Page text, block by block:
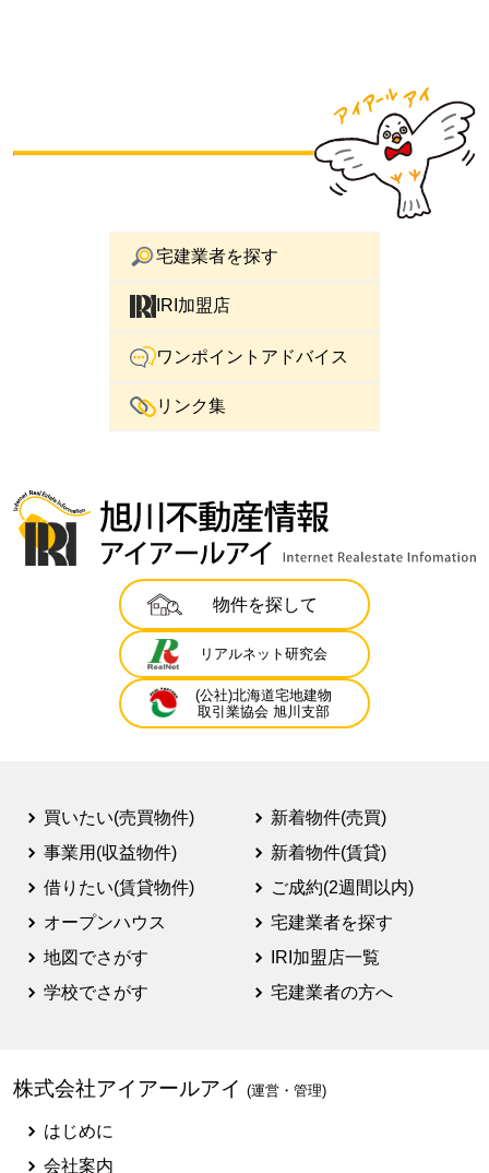
宅建業者を探す
IRI加盟店
ワンポイントアドバイス
リンク集
物件を探して
リアルネット研究会
(公社)北海道宅地建物
取引業協会 旭川支部
買いたい(売買物件)
事業用(収益物件)
借りたい(賃貸物件)
オープンハウス
地図でさがす
学校でさがす
新着物件(売買)
新着物件(賃貸)
ご成約(2週間以内)
宅建業者を探す
IRI加盟店一覧
宅建業者の方へ
株式会社アイアールアイ (運営・管理)
はじめに
会社案内